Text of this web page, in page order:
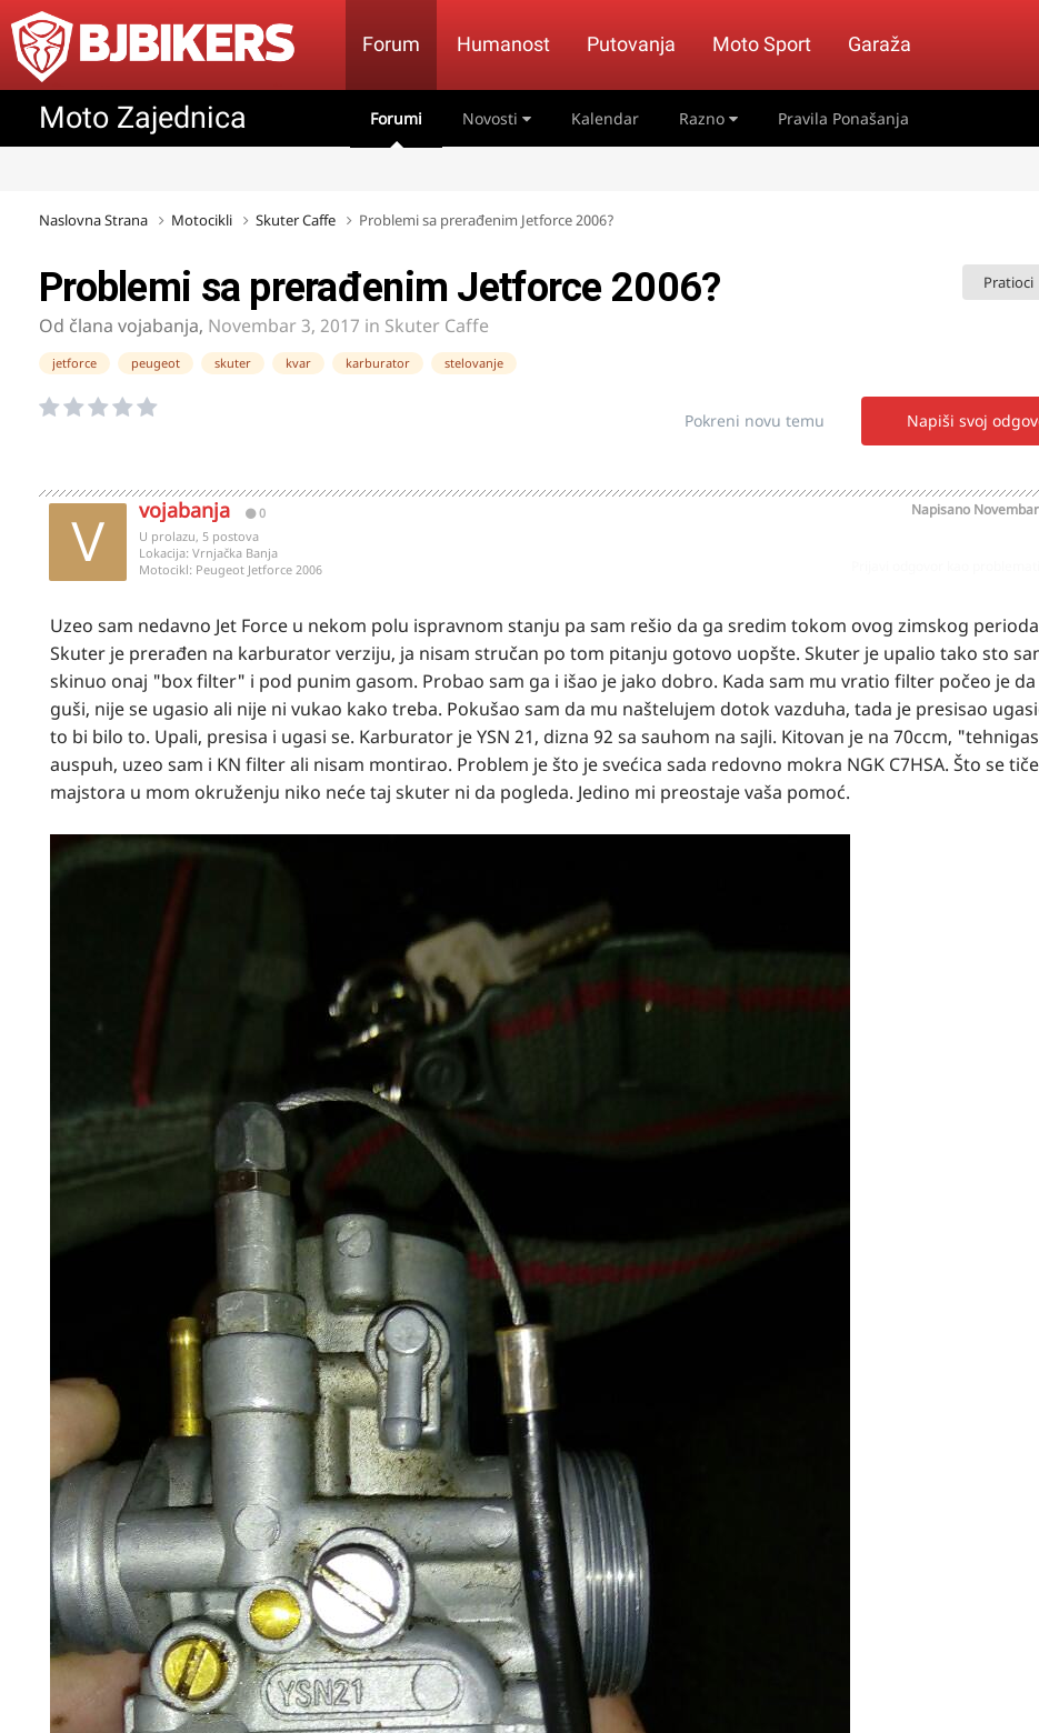
Forum Humanost Putovanja Moto Sport Garaža
Moto Zajednica Forumi Novosti Kalendar Razno Pravila Ponašanja
Naslovna Strana Motocikli Skuter Caffe Problemi sa prerađenim Jetforce 2006?
Pratioci
Problemi sa prerađenim Jetforce 2006?
Od člana vojabanja, Novembar 3, 2017 in Skuter Caffe
jetforce peugeot skuter kvar karburator stelovanje
Napiši svoj
Pokreni novu temu
vojabanja 0 Napisano
U prolazu, 5 postova
Lokacija: Vrnjačka Banja
Motocikl: Peugeot Jetforce 2006
Uzeo sam nedavno Jet Force u nekom polu ispravnom stanju pa sam rešio da ga sredim tokom ovog zimskog
Skuter je prerađen na karburator verziju, ja nisam stručan po tom pitanju gotovo uopšte. Skuter je upalio tako sto
skinuo onaj "box filter" i pod punim gasom. Probao sam ga i išao je jako dobro. Kada sam mu vratio filter počeo je da
guši, nije se ugasio ali nije ni vukao kako treba. Pokušao sam da mu naštelujem dotok vazduha, tada je presisao
to bi bilo to. Upali, presisa i ugasi se. Karburator je YSN 21, dizna 92 sa sauhom na sajli. Kitovan je na 70ccm,
auspuh, uzeo sam i KN filter ali nisam montirao. Problem je što je svećica sada redovno mokra NGK C7HSA. Što se tiče
majstora u mom okruženju niko neće taj skuter ni da pogleda. Jedino mi preostaje vaša pomoć.